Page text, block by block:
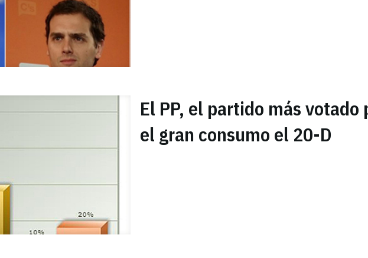
El PP, el partido más votado
el gran consumo el 20-D